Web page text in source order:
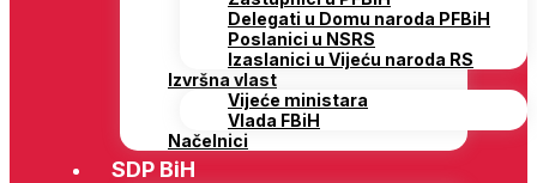
Delegati u Domu naroda PFBiH
Poslanici u NSRS
Izaslanici u Vijeću naroda RS
Izvršna vlast
Vijeće ministara
Vlada FBiH
Načelnici
SDP BiH